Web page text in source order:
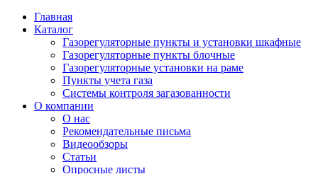
Главная
Каталог
Газорегуляторные пункты и установки шкафные
Газорегуляторные пункты блочные
Газорегуляторные установки на раме
Пункты учета газа
Системы контроля загазованности
О компании
О нас
Рекомендательные письма
Видеообзоры
Статьи
Опросные листы